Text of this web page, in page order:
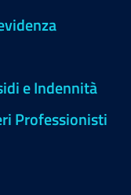
e Indennità
Professionisti